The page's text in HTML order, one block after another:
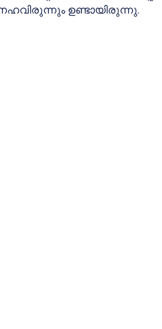
ഉണ്ടായിരുന്നു.